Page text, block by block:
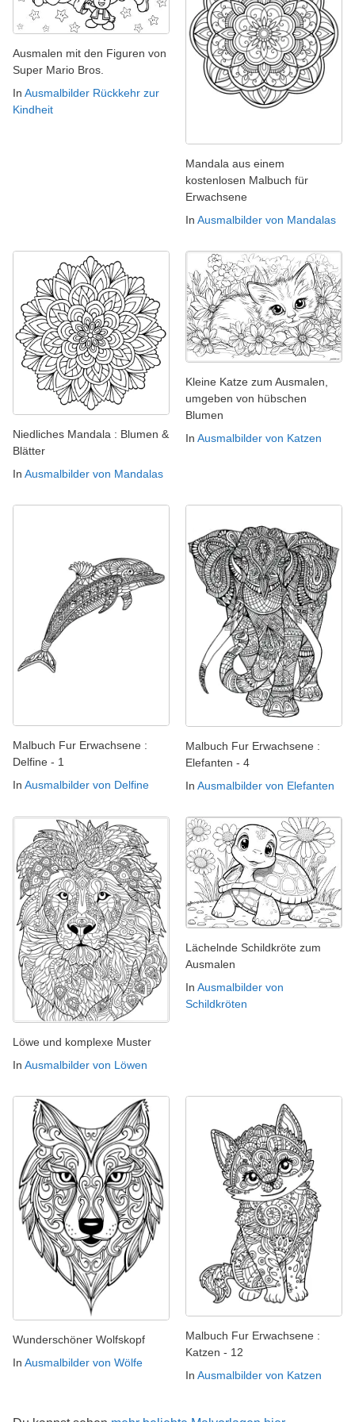
Ausmalen mit den Figuren von
Super Mario Bros.
In Ausmalbilder Rückkehr zur
Kindheit
Mandala aus einem
kostenlosen Malbuch für
Erwachsene
In Ausmalbilder von Mandalas
Niedliches Mandala : Blumen &
Blätter
In Ausmalbilder von Mandalas
Kleine Katze zum Ausmalen,
umgeben von hübschen
Blumen
In Ausmalbilder von Katzen
Malbuch Fur Erwachsene :
Delfine - 1
In Ausmalbilder von Delfine
Malbuch Fur Erwachsene :
Elefanten - 4
In Ausmalbilder von Elefanten
Löwe und komplexe Muster
In Ausmalbilder von Löwen
Lächelnde Schildkröte zum
Ausmalen
In Ausmalbilder von
Schildkröten
Wunderschöner Wolfskopf
In Ausmalbilder von Wölfe
Malbuch Fur Erwachsene :
Katzen - 12
In Ausmalbilder von Katzen